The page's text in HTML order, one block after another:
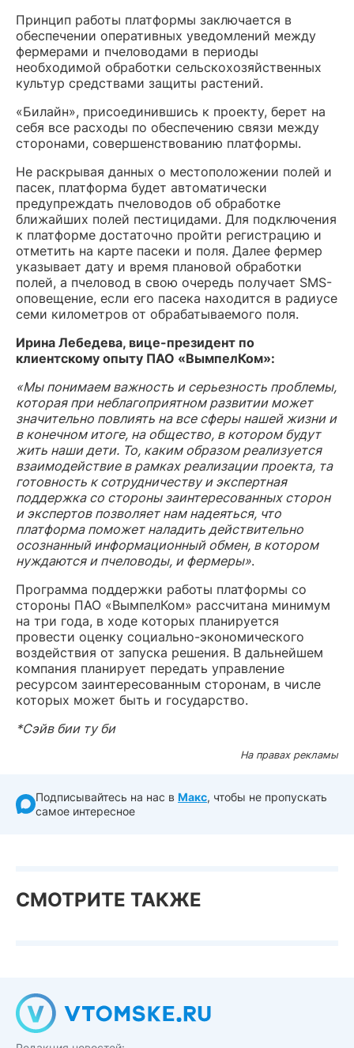
Принцип работы платформы заключается в
обеспечении оперативных уведомлений между
фермерами и пчеловодами в периоды
необходимой обработки сельскохозяйственных
культур средствами защиты растений.
«Билайн», присоединившись к проекту, берет на
себя все расходы по обеспечению связи между
сторонами, совершенствованию платформы.
Не раскрывая данных о местоположении полей и
пасек, платформа будет автоматически
предупреждать пчеловодов об обработке
ближайших полей пестицидами. Для подключения
к платформе достаточно пройти регистрацию и
отметить на карте пасеки и поля. Далее фермер
указывает дату и время плановой обработки
полей, а пчеловод в свою очередь получает SMS-
оповещение, если его пасека находится в радиусе
семи километров от обрабатываемого поля.
Ирина Лебедева, вице-президент по
клиентскому опыту ПАО «ВымпелКом»:
«Мы понимаем важность и серьезность проблемы,
которая при неблагоприятном развитии может
значительно повлиять на все сферы нашей жизни и
в конечном итоге, на общество, в котором будут
жить наши дети. То, каким образом реализуется
взаимодействие в рамках реализации проекта, та
готовность к сотрудничеству и экспертная
поддержка со стороны заинтересованных сторон
и экспертов позволяет нам надеяться, что
платформа поможет наладить действительно
осознанный информационный обмен, в котором
нуждаются и пчеловоды, и фермеры».
Программа поддержки работы платформы со
стороны ПАО «ВымпелКом» рассчитана минимум
на три года, в ходе которых планируется
провести оценку социально-экономического
воздействия от запуска решения. В дальнейшем
компания планирует передать управление
ресурсом заинтересованным сторонам, в числе
которых может быть и государство.
*Сэйв бии ту би
На правах рекламы
Подписывайтесь на нас в Макс, чтобы не пропускать
самое интересное
СМОТРИТЕ ТАКЖЕ